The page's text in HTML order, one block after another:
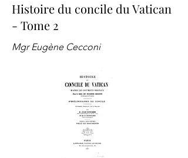
Histoire du concile du Vatican
- Tome 2
Mgr Eugène Cecconi